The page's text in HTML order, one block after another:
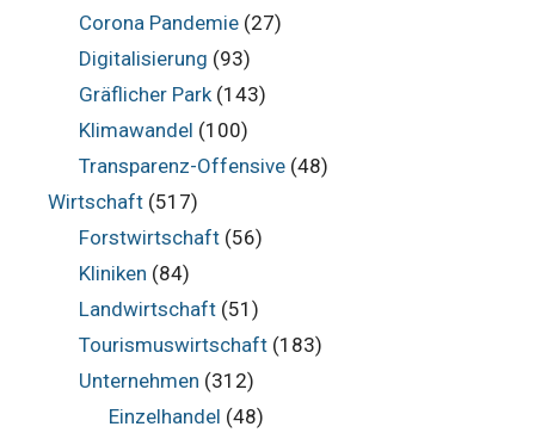
Corona Pandemie(27)
Digitalisierung (93)
Gräflicher Park(143)
Klimawandel (100)
Transparenz-Offensive(48)
Wirtschaft (517)
Forstwirtschaft(56)
Kliniken (84)
Landwirtschaft(51)
Tourismuswirtschaft(183)
Unternehmen (312)
Einzelhandel (48)